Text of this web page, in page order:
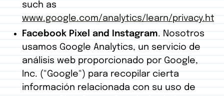
such as
www.google.com/analytics/learn/privacy.html
Facebook Pixel and Instagram. Nosotros
usamos Google Analytics, un servicio de
análisis web proporcionado por Google,
Inc. ("Google") para recopilar cierta
información relacionada con su uso de